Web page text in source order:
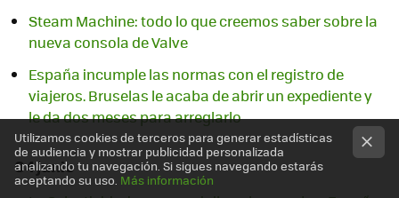
Steam Machine: todo lo que creemos saber sobre la
nueva consola de Valve
España incumple las normas con el registro de
viajeros. Bruselas le acaba de abrir un expediente y
le da dos meses para arreglarlo
04 junio
Utilizamos cookies de terceros para generar estadísticas
de audiencia y mostrar publicidad personalizada
analizando tu navegación. Si sigues navegando estarás
aceptando su uso. Más información